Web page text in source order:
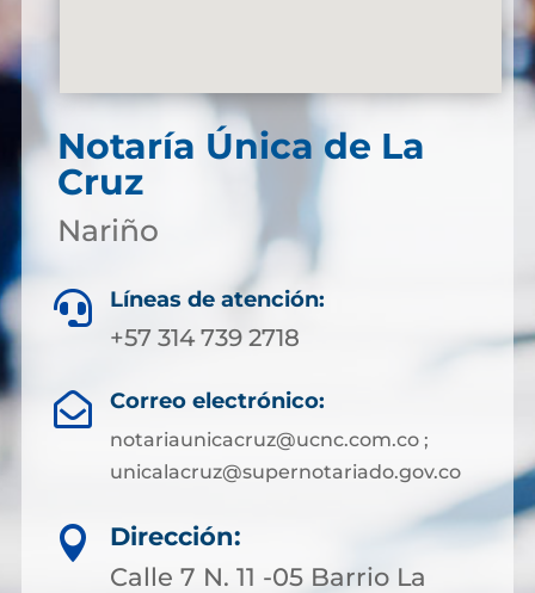
Notaría Única de La
Cruz
Nariño
 Líneas de atención:
+57 314 739 2718
 Correo electrónico:
notariaunicacruz@ucnc.com.co ;
unicalacruz@supernotariado.gov.co

Dirección:
Calle 7 N. 11 -05 Barrio La